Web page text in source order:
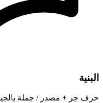
البنية
حرف جر + مصدر / جملة